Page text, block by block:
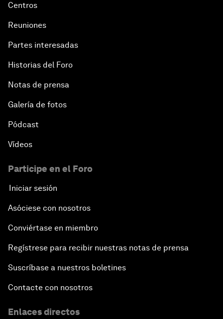
Centros
Reuniones
Partes interesadas
Historias del Foro
Notas de prensa
Galería de fotos
Pódcast
Vídeos
Participe en el Foro
Iniciar sesión
Asóciese con nosotros
Conviértase en miembro
Regístrese para recibir nuestras notas de prensa
Suscríbase a nuestros boletines
Contacte con nosotros
Enlaces directos